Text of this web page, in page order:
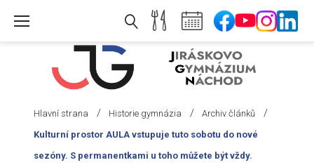
Hlavní strana / Historie gymnázia / Archiv článků /
Kulturní prostor AULA vstupuje tuto sobotu do nové
sezóny. S permanentkami u toho můžete být vždy.